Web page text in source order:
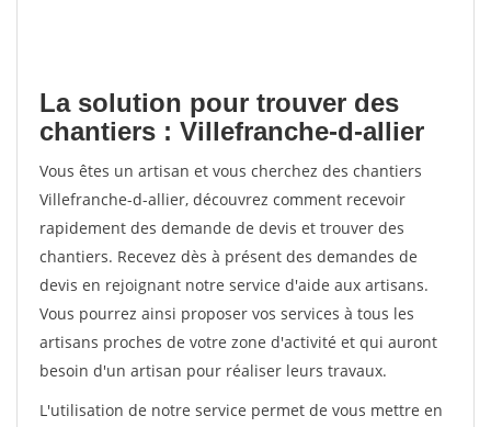
La solution pour trouver des
chantiers : Villefranche-d-allier
Vous êtes un artisan et vous cherchez des chantiers
Villefranche-d-allier, découvrez comment recevoir
rapidement des demande de devis et trouver des
chantiers. Recevez dès à présent des demandes de
devis en rejoignant notre service d'aide aux artisans.
Vous pourrez ainsi proposer vos services à tous les
artisans proches de votre zone d'activité et qui auront
besoin d'un artisan pour réaliser leurs travaux.
L'utilisation de notre service permet de vous mettre en